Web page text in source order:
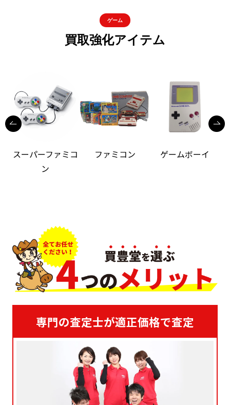
ゲーム
買取強化アイテム
スーパーファミコ
ン
ファミコン ゲームボーイ
専門の査定士が適正価格で査定